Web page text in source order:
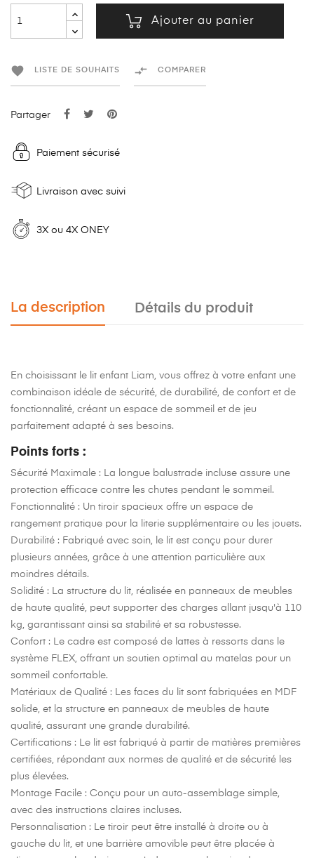
Ajouter au panier
 LISTE DE SOUHAITS  COMPARER
Partager
Paiement sécurisé
Livraison avec suivi
3X ou 4X ONEY
La description Détails du produit
En choisissant le lit enfant Liam, vous offrez à votre enfant une
combinaison idéale de sécurité, de durabilité, de confort et de
fonctionnalité, créant un espace de sommeil et de jeu
parfaitement adapté à ses besoins.
Points forts :
Sécurité Maximale : La longue balustrade incluse assure une
protection efficace contre les chutes pendant le sommeil.
Fonctionnalité : Un tiroir spacieux offre un espace de
rangement pratique pour la literie supplémentaire ou les jouets.
Durabilité : Fabriqué avec soin, le lit est conçu pour durer
plusieurs années, grâce à une attention particulière aux
moindres détails.
Solidité : La structure du lit, réalisée en panneaux de meubles
de haute qualité, peut supporter des charges allant jusqu'à 110
kg, garantissant ainsi sa stabilité et sa robustesse.
Confort : Le cadre est composé de lattes à ressorts dans le
système FLEX, offrant un soutien optimal au matelas pour un
sommeil confortable.
Matériaux de Qualité : Les faces du lit sont fabriquées en MDF
solide, et la structure en panneaux de meubles de haute
qualité, assurant une grande durabilité.
Certifications : Le lit est fabriqué à partir de matières premières
certifiées, répondant aux normes de qualité et de sécurité les
plus élevées.
Montage Facile : Conçu pour un auto-assemblage simple,
avec des instructions claires incluses.
Personnalisation : Le tiroir peut être installé à droite ou à
gauche du lit, et une barrière amovible peut être placée à